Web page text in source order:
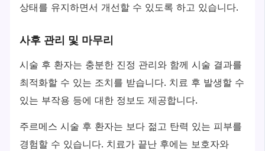
상태를 유지하면서 개선할 수 있도록 하고 있습니다.
사후 관리 및 마무리
시술 후 환자는 충분한 진정 관리와 함께 시술 결과를
최적화할 수 있는 조치를 받습니다. 치료 후 발생할 수
있는 부작용 등에 대한 정보도 제공합니다.
주르메스 시술 후 환자는 보다 젊고 탄력 있는 피부를
경험할 수 있습니다. 치료가 끝난 후에는 보호자와